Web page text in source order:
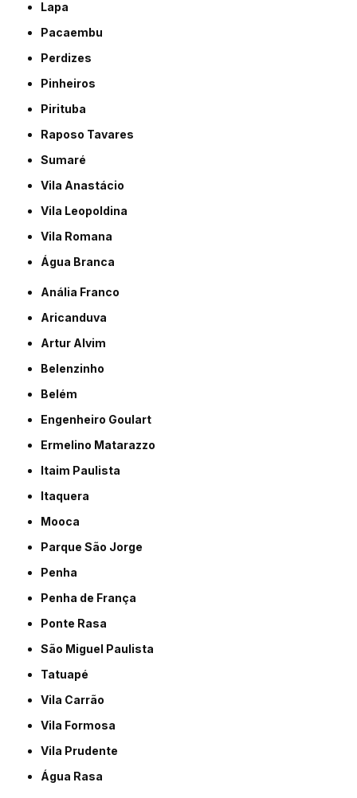
Lapa
Pacaembu
Perdizes
Pinheiros
Pirituba
Raposo Tavares
Sumaré
Vila Anastácio
Vila Leopoldina
Vila Romana
Água Branca
Anália Franco
Aricanduva
Artur Alvim
Belenzinho
Belém
Engenheiro Goulart
Ermelino Matarazzo
Itaim Paulista
Itaquera
Mooca
Parque São Jorge
Penha
Penha de França
Ponte Rasa
São Miguel Paulista
Tatuapé
Vila Carrão
Vila Formosa
Vila Prudente
Água Rasa